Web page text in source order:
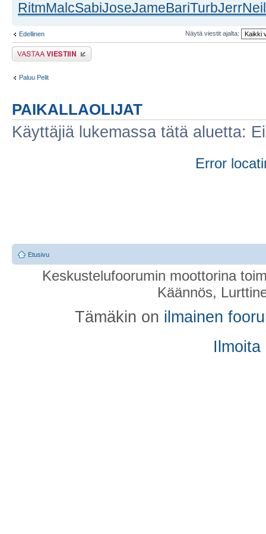
RitmMalcSabiJoseJameBariTurbJerrNeil
Edellinen Näytä viestit ajalta:
Lähetä vastaus
Paluu Pelit
PAIKALLAOLIJAT
Käyttäjiä lukemassa tätä aluetta:
Error
Etusivu
Keskustelufoorumin moottorina
Käännös,
Tämäkin on ilmainen